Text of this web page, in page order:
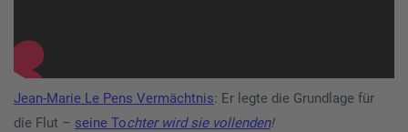
Jean-Marie Le Pens Vermächtnis: Er legte die Grundlage für
die Flut – seine Tochter wird sie vollenden!